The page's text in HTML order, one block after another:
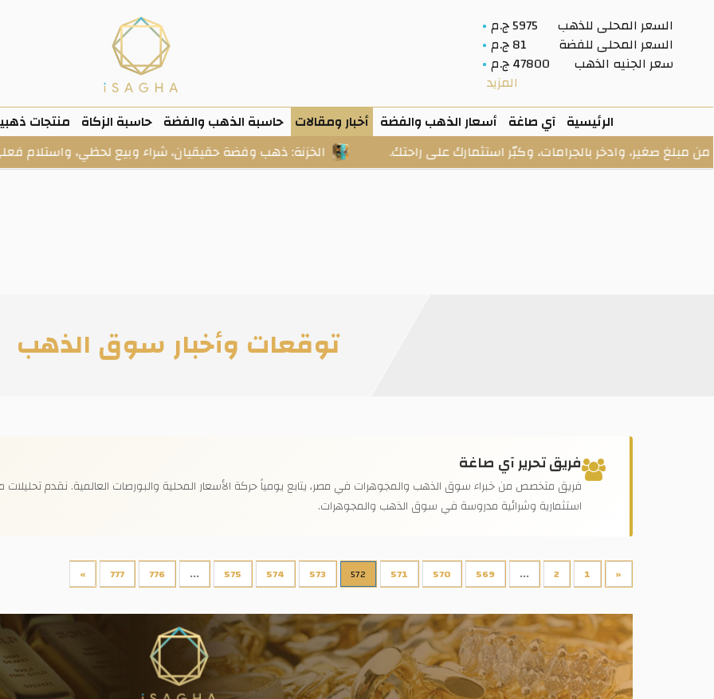
السعر المحلى للذهب
5975 ج.م
السعر المحلى للفضة
81 ج.م
سعر الجنيه الذهب
47800 ج.م
المزيد
الرئيسية آي صاغة أسعار الذهب والفضة أخبار ومقالات حاسبة الذهب والفضة حاسبة الزكاة منتجات
الخزنة: ذهب وفضة حقيقيان، شراء وبيع لحظي، واستلام فعلي عند الطلب.
بالجرامات، وكبّر استثمارك على راحتك.
توقعات وأخبار سوق الذهب
فريق تحرير آي صاغة
فريق متخصص من خبراء سوق الذهب والمجوهرات في مصر، يتابع يومياً حركة الأسعار المحلية والبورصات العالمية. نقدم تحليلات
استثمارية وشرائية مدروسة في سوق الذهب والمجوهرات.
«
1
2
...
569
570
571
572
573
574
575
...
776
777
»